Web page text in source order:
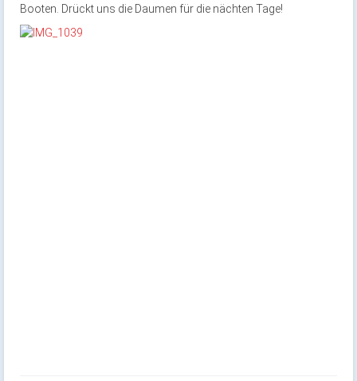
Booten. Drückt uns die Daumen für die nächten Tage!